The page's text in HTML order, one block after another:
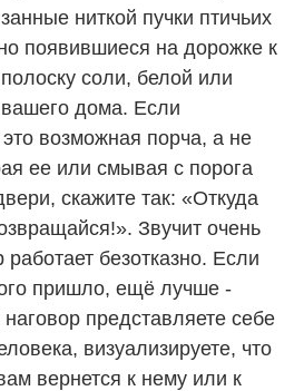
ниткой пучки птичьих
появившиеся на дорожке к
соли, белой или
дома. Если
возможная порча, а не
ее или смывая с порога
скажите так: «Откуда
Звучит очень
работает безотказно. Если
пришло, ещё лучше -
наговор представляете себе
визуализируете, что
вернется к нему или к